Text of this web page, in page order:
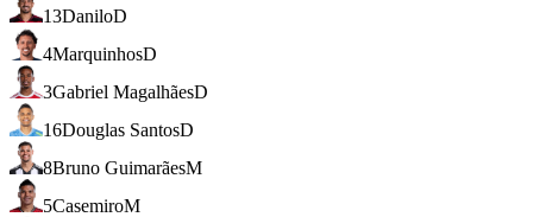
13DaniloD
4MarquinhosD
3Gabriel MagalhãesD
16Douglas SantosD
8Bruno GuimarãesM
5CasemiroM